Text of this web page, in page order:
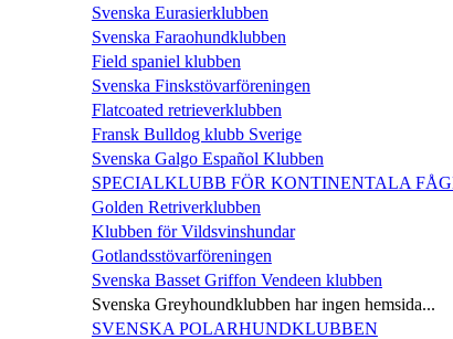
Svenska Eurasierklubben
Svenska Faraohundklubben
Field spaniel klubben
Svenska Finskstövarföreningen
Flatcoated retrieverklubben
Fransk Bulldog klubb Sverige
Svenska Galgo Español Klubben
SPECIALKLUBB FÖR KONTINENTALA
Golden Retriverklubben
Klubben för Vildsvinshundar
Gotlandsstövarföreningen
Svenska Basset Griffon Vendeen klubben
Svenska Greyhoundklubben har ingen hemsida...
SVENSKA POLARHUNDKLUBBEN